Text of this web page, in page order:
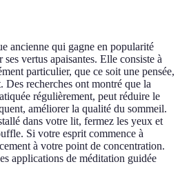
ancienne qui gagne en popularité
vertus apaisantes. Elle consiste à
particulier, que ce soit une pensée,
Des recherches ont montré que la
régulièrement, peut réduire le
améliorer la qualité du sommeil.
dans votre lit, fermez les yeux et
Si votre esprit commence à
à votre point de concentration.
applications de méditation guidée